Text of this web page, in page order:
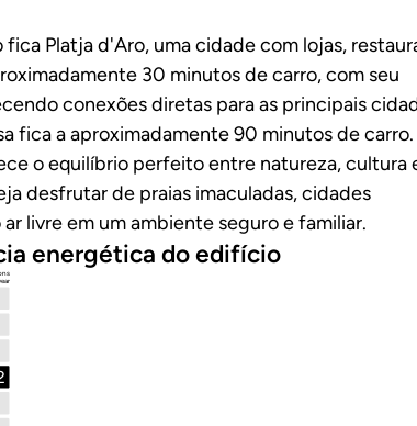
Platja d'Aro, uma cidade com lojas,
30 minutos de carro, com seu
conexões diretas para as principais
fica a aproximadamente 90 minutos de carro.
o equilíbrio perfeito entre natureza, cultura
desfrutar de praias imaculadas, cidades
livre em um ambiente seguro e familiar.
energética do edifício